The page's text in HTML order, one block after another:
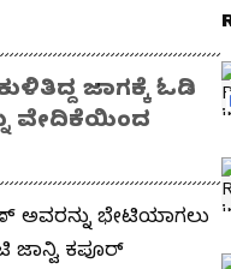
ಜಾಗಕ್ಕೆ ಓಡಿ
ವೇದಿಕೆಯಿಂದ
ಅವರನ್ನು ಭೇಟಿಯಾಗಲು
ಕಪೂರ್